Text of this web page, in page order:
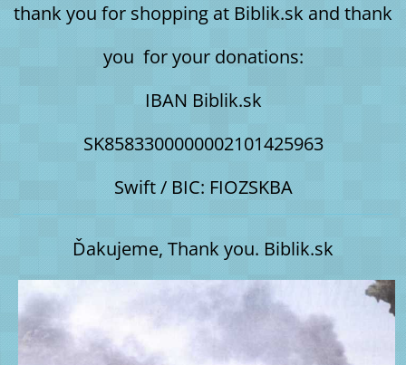
thank you for shopping at Biblik.sk and thank
you for your donations:
IBAN Biblik.sk
SK8583300000002101425963
Swift / BIC: FIOZSKBA
Ďakujeme, Thank you. Biblik.sk